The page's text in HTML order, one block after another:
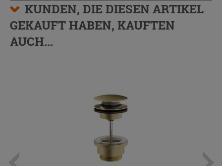
KUNDEN, DIE DIESEN ARTIKEL
GEKAUFT HABEN, KAUFTEN
AUCH...